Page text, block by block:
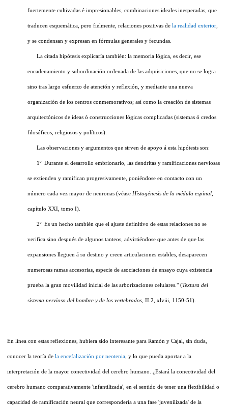
fuertemente cultivadas é impresionables, combinaciones ideales inesperadas, que
traducen esquemática, pero fielmente, relaciones positivas de la realidad exterior
y se condensan y expresan en fórmulas generales y fecundas.
La citada hipótesis explicaría también: la memoria lógica, es decir, ese
encadenamiento y subordinación ordenada de las adquisiciones, que no se logra
sino tras largo esfuerzo de atención y reflexión, y mediante una nueva
organización de los centros conmemorativos; así como la creación de sistemas
arquitectónicos de ideas ó construcciones lógicas complicadas (sistemas ó credos
filosóficos, religiosos y políticos).
Las observaciones y argumentos que sirven de apoyo á esta hipótesis son:
1º Durante el desarrollo embrionario, las dendritas y ramificaciones nerviosas
se extienden y ramifican progresivamente, poniéndose en contacto con un
número cada vez mayor de neuronas (véase Histogénesis de la médula espinal,
capítulo XXI, tomo I).
2º Es un hecho también que el ajuste definitivo de estas relaciones no se
verifica sino después de algunos tanteos, advirtiéndose que antes de que las
expansiones lleguen á su destino y creen articulaciones estables, desaparecen
numerosas ramas accesorias, especie de asociaciones de ensayo cuya existencia
prueba la gran movilidad inicial de las arborizaciones celulares." (Textura del
sistema nervioso del hombre y de los vertebrados, II.2, xlviii, 1150-51).
En línea con estas reflexiones, hubiera sido interesante para Ramón y Cajal, sin duda,
conocer la teoría de la encefalización por neotenia , y lo que pueda aportar a la
interpretación de la mayor conectividad del cerebro humano. ¿Estará la conectividad del
cerebro humano comparativamente 'infantilizada', en el sentido de tener una flexibilidad o
capacidad de ramificación neural que correspondería a una fase 'juvenilizada' de la